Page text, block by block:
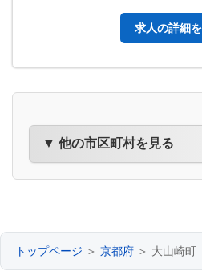
求人の詳細
▼ 他の市区町村を見る
トップページ ＞ 京都府 ＞ 大山崎町